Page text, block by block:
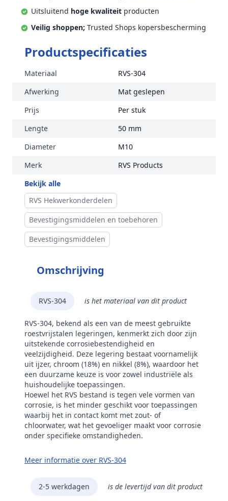
Uitsluitend hoge kwaliteit producten
Veilig shoppen; Trusted Shops kopersbescherming
Productspecificaties
Materiaal
RVS-304
Afwerking
Mat geslepen
Prijs
Per stuk
Lengte
50 mm
Diameter
M10
Merk
RVS Products
Bekijk alle
RVS Hekwerkonderdelen
Bevestigingsmiddelen en toebehoren
Bevestigingsmiddelen
Omschrijving
RVS-304 is het materiaal van dit product
RVS-304, bekend als een van de meest gebruikte
roestvrijstalen legeringen, kenmerkt zich door zijn
uitstekende corrosiebestendigheid en
veelzijdigheid. Deze legering bestaat voornamelijk
uit ijzer, chroom (18%) en nikkel (8%), waardoor het
een duurzame keuze is voor zowel industriële als
huishoudelijke toepassingen.
Hoewel het RVS bestand is tegen vele vormen van
corrosie, is het minder geschikt voor toepassingen
waarbij het in contact komt met zout- of
chloorwater, wat het gevoeliger maakt voor corrosie
onder specifieke omstandigheden.
Meer informatie over RVS-304
2-5 werkdagen is de levertijd van dit product